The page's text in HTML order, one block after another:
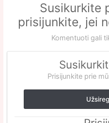
Susikurkite
prisijunkite, jei
Komentuoti gali
Prisijunkite prie